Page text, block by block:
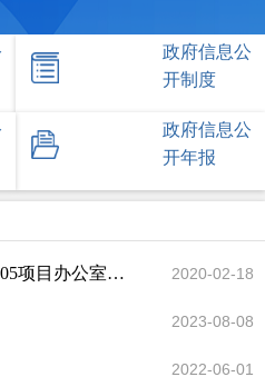
政府信息公
开制度
政府信息公
开年报
新疆维吾尔自治区人民政府305项目办公室（新疆维吾尔自治区自然资源与生态环境研究中心） 2020-02-18
2023-08-08
2022-06-01